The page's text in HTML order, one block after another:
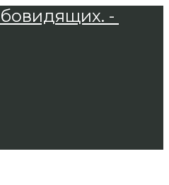
-